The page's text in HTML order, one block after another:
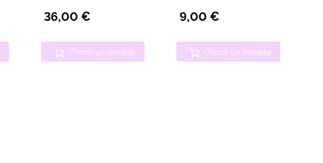
36,00 €
Choisir un modèle
9,00 €
Choisir un modèle